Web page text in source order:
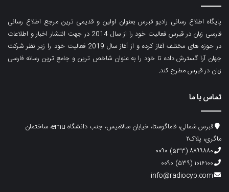
پایگاه اطلاع رسانی رادیو قبرس بعنوان اولین و قدیمی ترین مرجع اطلاع رسانی
فارسی زبان در قبرس فعالیت خود را از سال 2014 در جهت انتشار اخبار و اطلاعات
در حوزه های مختلف آغاز کرده و از آغاز سال 2019 فعالیت خود را زیر نظر شرکت
جهان آرا گسترش داده تا خود را به عنوان شاخص ترین و جامع ترین رسانه فارسی
زبان در قبرس مطرح کند.
تماس با ما
قبرس شمالی، فاماگوستا، خیابان سالامیس، جنب دانشگاه emu، ساختمان
ماگری، پلاک۲
۸۸۹۹۸۸۰ (۵۳۳) ۰۰۹۰
۱۰۱۶۱۰۰ (۵۳۹) ۰۰۹۰
info@radiocyp.com